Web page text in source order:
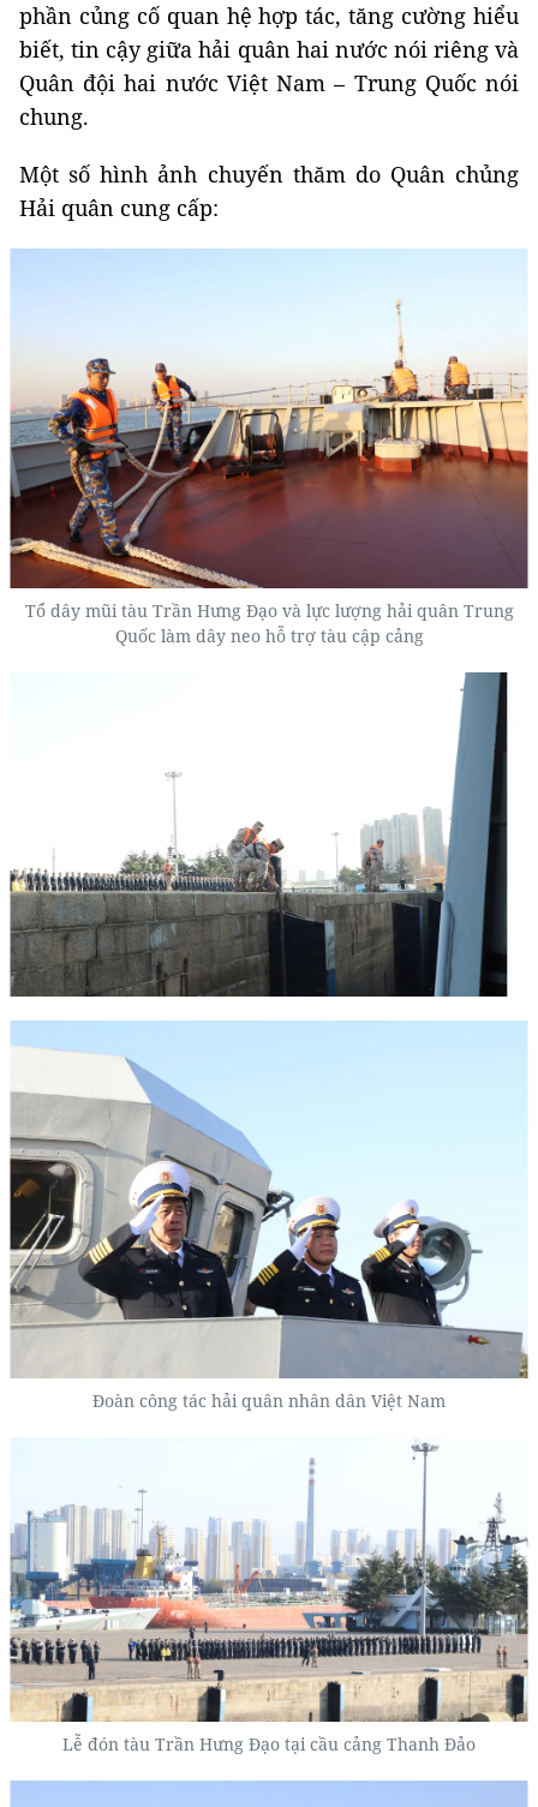
phần củng cố quan hệ hợp tác, tăng cường hiểu
biết, tin cậy giữa hải quân hai nước nói riêng và
Quân đội hai nước Việt Nam – Trung Quốc nói
chung.
Một số hình ảnh chuyến thăm do Quân chủng
Hải quân cung cấp:
Tổ dây mũi tàu Trần Hưng Đạo và lực lượng hải quân Trung
Quốc làm dây neo hỗ trợ tàu cập cảng
Đoàn công tác hải quân nhân dân Việt Nam
Lễ đón tàu Trần Hưng Đạo tại cầu cảng Thanh Đảo